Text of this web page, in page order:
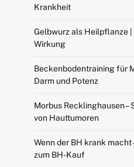
Krankheit
Gelbwurz als Heilpflanze
Wirkung
Beckenbodentraining für
Darm und Potenz
Morbus Recklinghausen –
von Hauttumoren
Wenn der BH krank macht
zum BH-Kauf